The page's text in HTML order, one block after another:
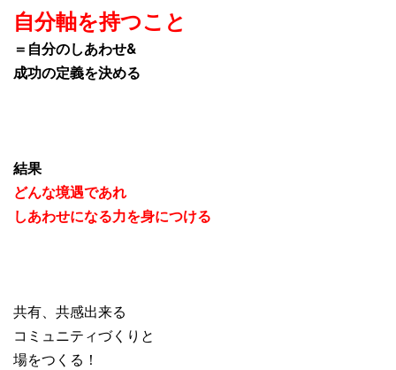
自分軸を持つこと
＝自分のしあわせ&
成功の定義を決める
結果
どんな境遇であれ
しあわせになる力を身につける
共有、共感出来る
コミュニティづくりと
場をつくる！